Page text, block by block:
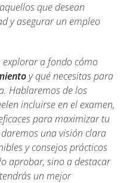
que desean
y asegurar un empleo
explorar a fondo cómo
y qué necesitas para
Hablaremos de los
incluirse en el examen,
para maximizar tu
una visión clara
y consejos prácticos
aprobar, sino a destacar
un mejor